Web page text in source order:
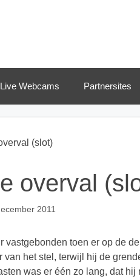
Live Webcams Partnersites
(slot)
overval
2011
vastgebonden toen er op de
het stel, terwijl hij de
was er één zo lang, dat